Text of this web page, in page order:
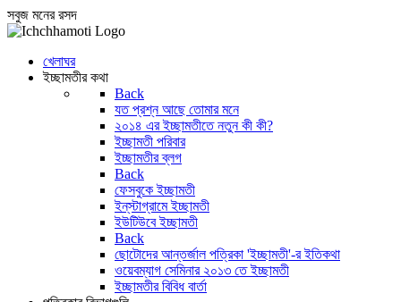
সবুজ মনের রসদ
খেলাঘর
ইচ্ছামতীর কথা
Back
যত প্রশ্ন আছে তোমার মনে
২০১৪ এর ইচ্ছামতীতে নতুন কী কী?
ইচ্ছামতী পরিবার
ইচ্ছামতীর ব্লগ
Back
ফেসবুকে ইচ্ছামতী
ইন্‌স্টাগ্রামে ইচ্ছামতী
ইউটিউবে ইচ্ছামতী
Back
ছোটোদের আন্তর্জাল পত্রিকা 'ইচ্ছামতী'-র ইতিকথা
ওয়েবম্যাগ সেমিনার ২০১৩ তে ইচ্ছামতী
ইচ্ছামতীর বিবিধ বার্তা